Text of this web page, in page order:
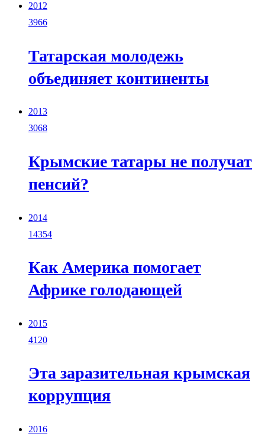
2012
3966
Татарская молодежь
объединяет континенты
2013
3068
Крымские татары не получат
пенсий?
2014
14354
Как Америка помогает
Африке голодающей
2015
4120
Эта заразительная крымская
коррупция
2016